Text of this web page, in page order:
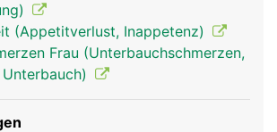
(Appetitverlust, Inappetenz)
Frau (Unterbauchschmerzen,